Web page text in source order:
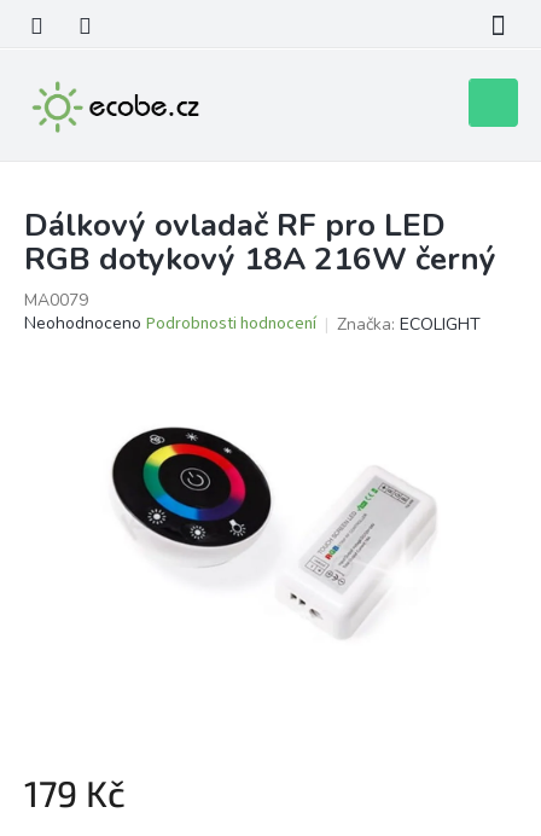
obsah
košík
Dálkový ovladač RF pro LED
RGB dotykový 18A 216W černý
MA0079
Průměrné
Neohodnoceno Podrobnosti hodnocení Značka: ECOLIGHT
179 Kč